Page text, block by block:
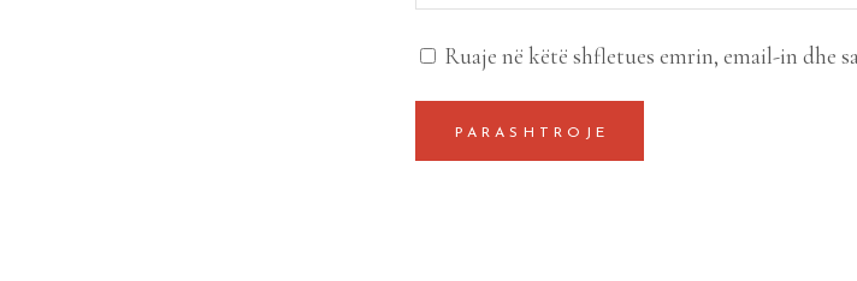
Ruaje në këtë shfletues emrin, email-in dhe